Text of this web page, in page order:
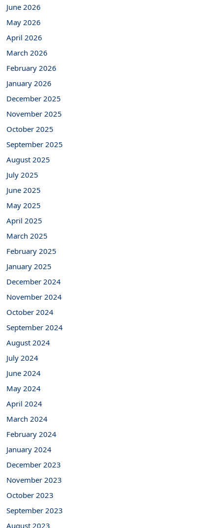
June 2026
May 2026
April 2026
March 2026
February 2026
January 2026
December 2025
November 2025
October 2025
September 2025
August 2025
July 2025
June 2025
May 2025
April 2025
March 2025
February 2025
January 2025
December 2024
November 2024
October 2024
September 2024
August 2024
July 2024
June 2024
May 2024
April 2024
March 2024
February 2024
January 2024
December 2023
November 2023
October 2023
September 2023
August 2023